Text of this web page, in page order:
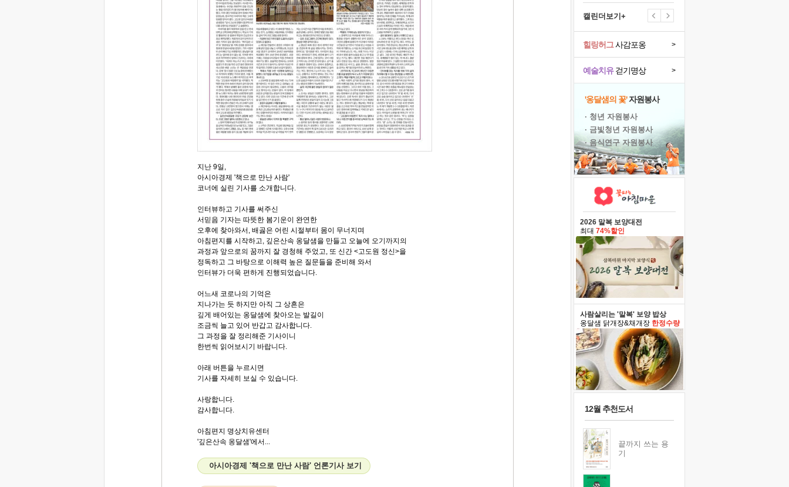
지난 9일,
아시아경제 '책으로 만난 사람'
코너에 실린 기사를 소개합니다.
인터뷰하고 기사를 써주신
서믿음 기자는 따뜻한 봄기운이 완연한
오후에 찾아와서, 배곯은 어린 시절부터 몸이 무너지며
아침편지를 시작하고, 깊은산속 옹달샘을 만들고 오늘에 오기까지의
과정과 앞으로의 꿈까지 잘 경청해 주었고, 또 신간 <고도원 정신>을
정독하고 그 바탕으로 이해력 높은 질문들을 준비해 와서
인터뷰가 더욱 편하게 진행되었습니다.
어느새 코로나의 기억은
지나가는 듯 하지만 아직 그 상흔은
깊게 배어있는 옹달샘에 찾아오는 발길이
조금씩 늘고 있어 반갑고 감사합니다.
그 과정을 잘 정리해준 기사이니
한번씩 읽어보시기 바랍니다.
아래 버튼을 누르시면
기사를 자세히 보실 수 있습니다.
사랑합니다.
감사합니다.
아침편지 명상치유센터
'깊은산속 옹달샘'에서...
아시아경제 '책으로 만난 사람' 언론기사 보기
캘린더보기+
예술치유걷기명상 >
힐링허그사감포옹 >
'옹달샘의 꽃'자원봉사
· 청년 자원봉사
· 금빛청년 자원봉사
· 음식연구 자원봉사
2026 말복 보양대전
최대 74%할인
사람살리는 '말복' 보양 밥상
옹달샘 닭개장&채개장 한정수량
12월 추천도서
끝까지 쓰는 용
기